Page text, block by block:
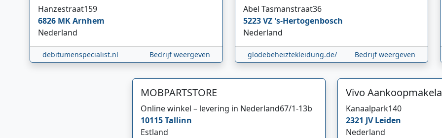
Hanzestraat159
6826 MKArnhem
Nederland
debitumenspecialist.nl Bedrijf weergeven
Abel Tasmanstraat36
5223 VZ 's-Hertogenbosch
Nederland
glodebeheiztekleidung.de/ Bedrijf weergeven
MOBPARTSTORE
Online winkel – levering in Nederland67/1-13b
10115Tallinn
Estland
Vivo
Kanaalpark140
2321 JVLeiden
Nederland